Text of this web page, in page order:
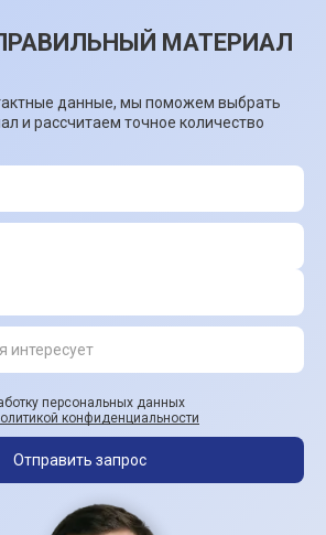
МАТЕРИАЛ
данные, мы поможем выбрать
и рассчитаем точное количество
персональных данных
конфиденциальности
Отправить запрос